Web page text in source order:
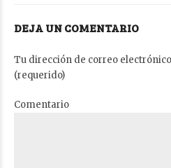
DEJA UN COMENTARIO
Tu dirección de correo
(requerido)
Comentario